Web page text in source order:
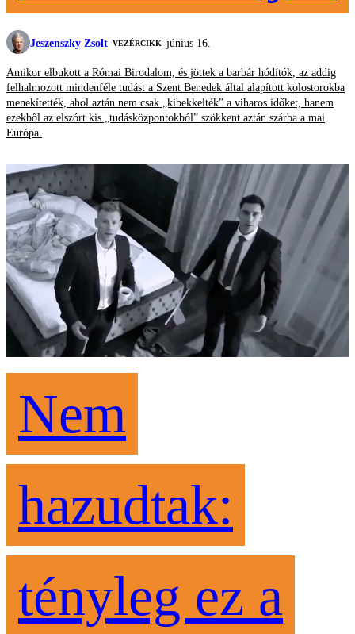
Jeszenszky Zsolt VEZÉRCIKK június 16.
Amikor elbukott a Római Birodalom, és jöttek a barbár hódítók, az addig
felhalmozott mindenféle tudást a Szent Benedek által alapított kolostorokba
menekítették, ahol aztán nem csak „kibekkelték” a viharos időket, hanem
ezekből az elszórt kis „tudásközpontokból” szökkent aztán szárba a mai
Európa.
Nem
hazudtak:
tényleg ez a